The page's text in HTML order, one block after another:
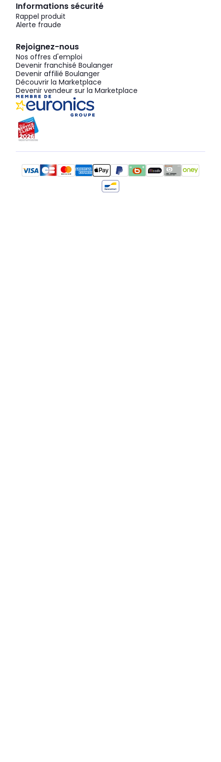
Informations sécurité
Rappel produit
Alerte fraude
Rejoignez-nous
Nos offres d'emploi
Devenir franchisé Boulanger
Devenir affilié Boulanger
Découvrir la Marketplace
Devenir vendeur sur la Marketplace